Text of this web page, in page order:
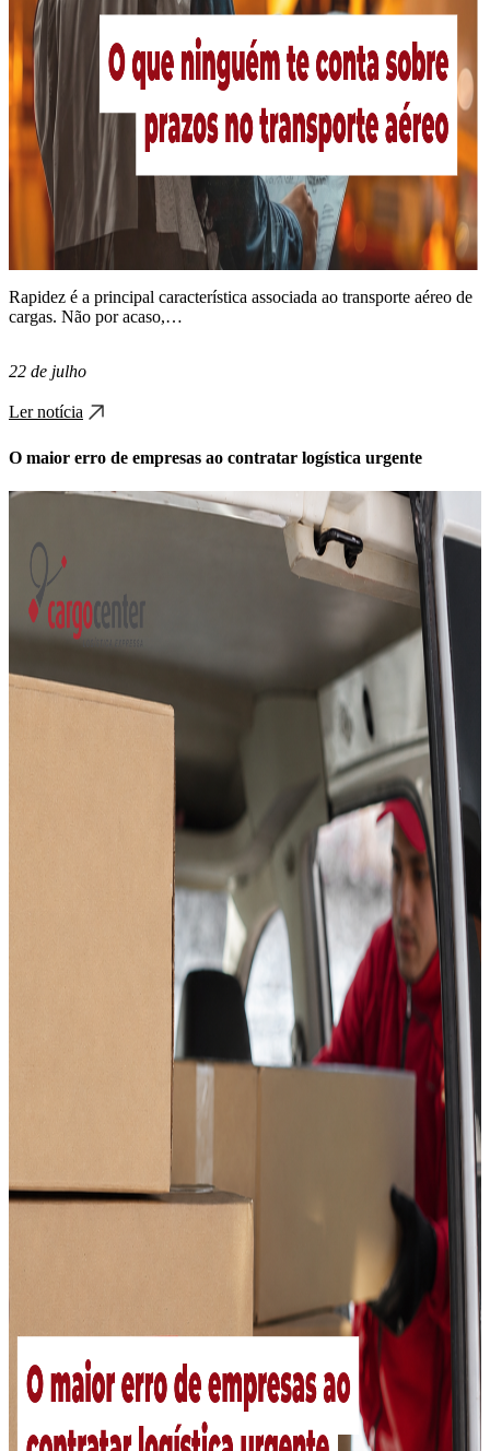
Rapidez é a principal característica associada ao transporte aéreo de
cargas. Não por acaso,…
22 de julho
Ler notícia
O maior erro de empresas ao contratar logística urgente